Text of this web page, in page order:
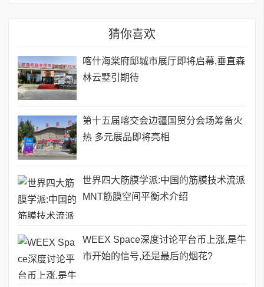
猜你喜欢
喀什海棠府邸城市展厅即将启幕,垂直森
林云墅引期待
第十五届喀交会边疆国贸分会场筹备火
热 多元展品即将亮相
世界四大筋膜学派:中国的筋膜技术流派
MNT筋膜空间平衡术介绍
WEEX Space深度讨论平台币上涨,是牛
市开始的信号,还是最后的烟花?